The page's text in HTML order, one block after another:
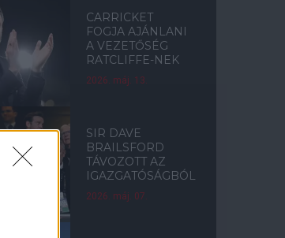
CARRICKET
FOGJA AJÁNLANI
A VEZETŐSÉG
RATCLIFFE-NEK
2026. máj. 13.
SIR DAVE
BRAILSFORD
TÁVOZOTT AZ
IGAZGATÓSÁGBÓL
2026. máj. 07.